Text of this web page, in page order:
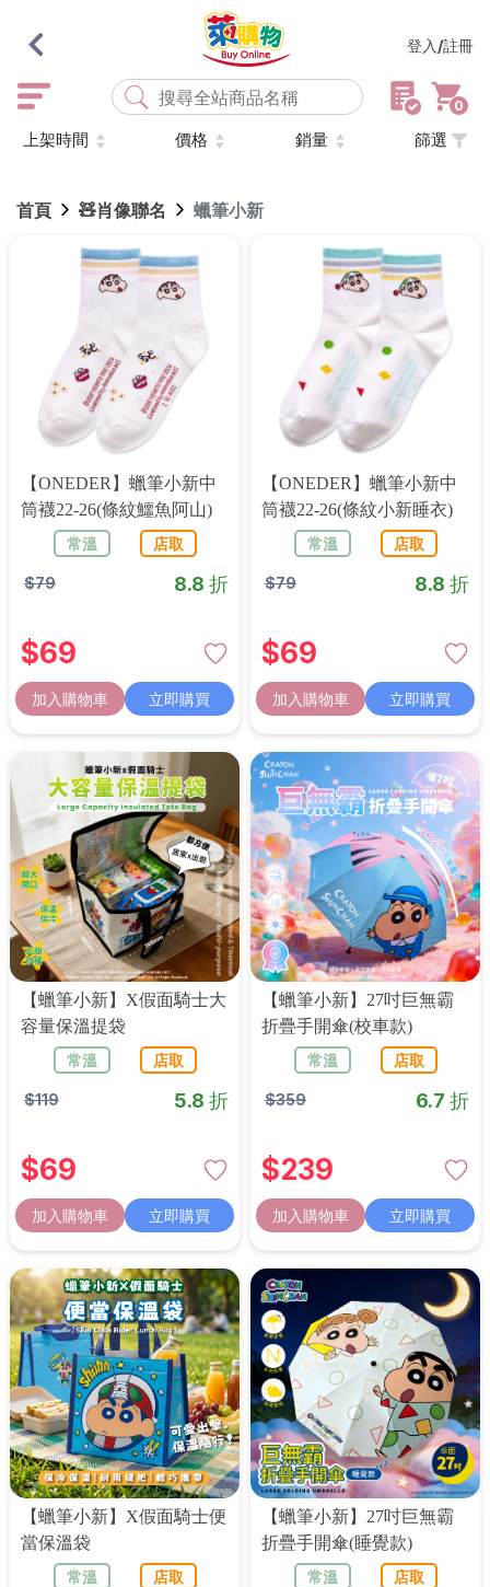
登入/註冊
0
店取 常溫 宅配 米大師
箱購 雨衣
清除所有記錄
上架時間 價格 銷量 篩選
首頁 🧸肖像聯名 蠟筆小新
【ONEDER】蠟筆小新中
筒襪22-26(條紋鱷魚阿山)
常溫
店取
$79 8.8 折
$69
加入購物車 立即購買
【ONEDER】蠟筆小新中
筒襪22-26(條紋小新睡衣)
常溫
店取
$79 8.8 折
$69
加入購物車 立即購買
【蠟筆小新】X假面騎士大
容量保溫提袋
常溫
店取
$119 5.8 折
$69
加入購物車 立即購買
【蠟筆小新】27吋巨無霸
折疊手開傘(校車款)
常溫
店取
$359 6.7 折
$239
加入購物車 立即購買
【蠟筆小新】X假面騎士便
當保溫袋
常溫
店取
【蠟筆小新】27吋巨無霸
折疊手開傘(睡覺款)
常溫
店取